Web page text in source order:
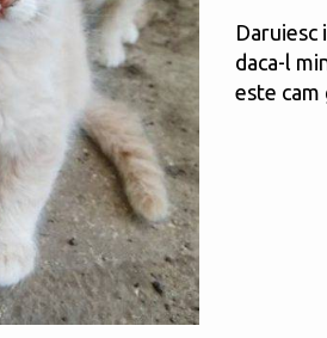
Daruiesc
daca-l
este